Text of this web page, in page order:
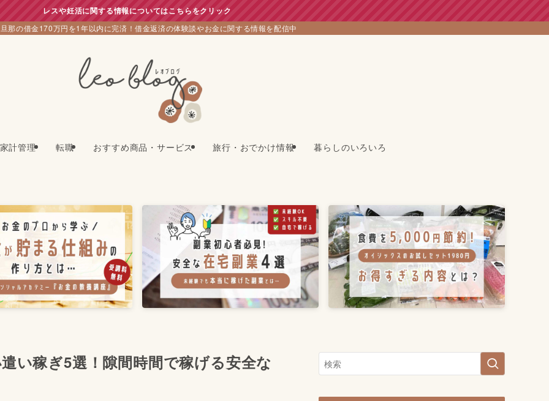
レスや妊活に関する情報についてはこちらをクリック
那の借金170万円を1年以内に完済！借金返済の体験談やお金に関する情報を配信中
家計管理 転職 おすすめ商品・サービス 旅行・おでかけ情報 暮らしのいろいろ
い稼ぎ5選！隙間時間で稼げる安全な